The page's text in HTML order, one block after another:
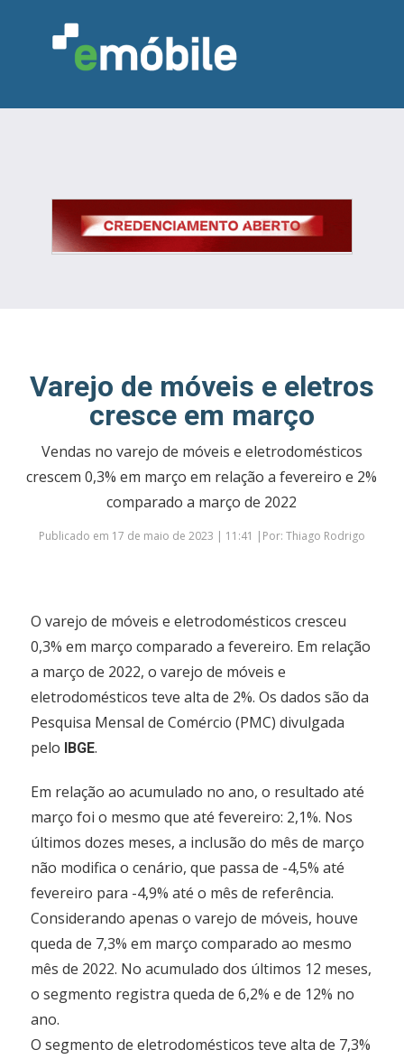
INDICADORES
FEIRAS NOTÍCIAS
Varejo de móveis e eletros
cresce em março
Vendas no varejo de móveis e eletrodomésticos
crescem 0,3% em março em relação a fevereiro e 2%
comparado a março de 2022
Publicado em 17 de maio de 2023 | 11:41 |Por: Thiago Rodrigo
O varejo de móveis e eletrodomésticos cresceu
0,3% em março comparado a fevereiro. Em relação
a março de 2022, o varejo de móveis e
eletrodomésticos teve alta de 2%. Os dados são da
Pesquisa Mensal de Comércio (PMC) divulgada
pelo IBGE.
Em relação ao acumulado no ano, o resultado até
março foi o mesmo que até fevereiro: 2,1%. Nos
últimos dozes meses, a inclusão do mês de março
não modifica o cenário, que passa de -4,5% até
fevereiro para -4,9% até o mês de referência.
Considerando apenas o varejo de móveis, houve
queda de 7,3% em março comparado ao mesmo
mês de 2022. No acumulado dos últimos 12 meses,
o segmento registra queda de 6,2% e de 12% no
ano.
O segmento de eletrodomésticos teve alta de 7,3%